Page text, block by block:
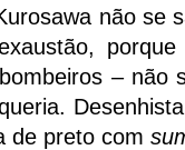
não se
– não
de preto com